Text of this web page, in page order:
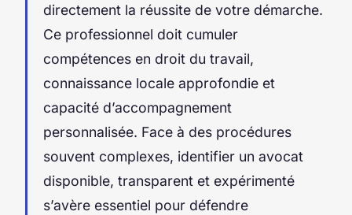
directement la réussite de votre démarche.
Ce professionnel doit cumuler
compétences en droit du travail,
connaissance locale approfondie et
capacité d’accompagnement
personnalisée. Face à des procédures
souvent complexes, identifier un avocat
disponible, transparent et expérimenté
s’avère essentiel pour défendre